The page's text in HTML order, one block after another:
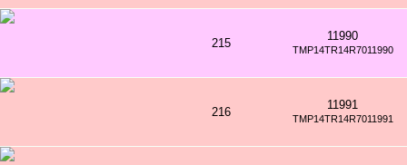
215
11990
TMP14TR14R7011990
216
11991
TMP14TR14R7011991